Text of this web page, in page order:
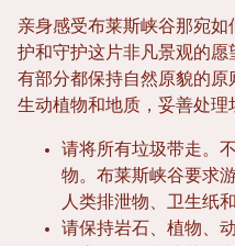
亲身感受布莱斯峡谷那宛
护和守护这片非凡景观的愿
有部分都保持自然原貌的
生动植物和地质，妥善处理
请将所有垃圾带走。
物。布莱斯峡谷要求
人类排泄物、卫生纸
请保持岩石、植物、